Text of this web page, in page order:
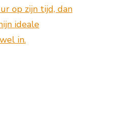
op zijn tijd, dan
ideale
in.